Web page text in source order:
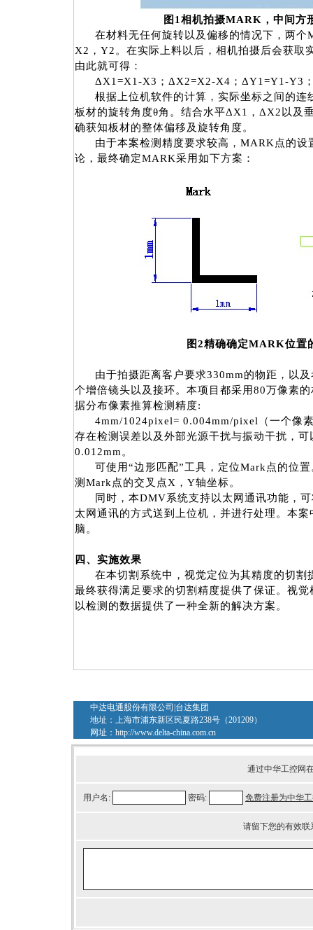
图 1 相机拍摄MARK ，中间方
在材料无任何旋转以及偏移的情况下，两个
X2 ， Y2 。在实际上料以后，相机拍摄后会获取
由此就可得：
ΔX1=X1-X3 ；ΔX2=X2-X4 ；ΔY1=Y1-Y3
根据上位机软件的计算，实际坐标之间的
板材的旋转角度θ角。结合水平ΔX1 ，ΔX2 以及
确获知板材的整体偏移及旋转角度。
由于本案检测精度要求较高，MARK 点的设
论，最终确定MARK采用如下方案：
图2精确确定MARK位置
由于拍摄距离客户要求330mm的物距，以
个增倍镜头以及接环。本项目都采用80万像素
据分布像素推算检测精度:
4mm/1024pixel= 0.004mm/pixel
（一个像
存在检测误差以及外部光源干扰与振动干扰，
0.012mm 。
可使用“边形匹配”工具，定位Mark 点的位
测 Mark 点的交叉点X ， Y轴坐标。
同时，本DMV系统支持以太网通讯功能，
太网通讯的方式送到上位机，并进行处理。本
脑。
四、实施效果
在本切割系统中，视觉定位为其精度的切
最终获得满足要求的切割精度提供了保证。视
以检测的数据提供了一种全新的解决方案。
中达电通股份有限公司|台达集团
地址：上海市浦东新区民夏路238号（201209）
网址： http://www.delta-china.com.cn
通过中华工控网
用户名: 密码: 免费注册为中华
请留下您的有效